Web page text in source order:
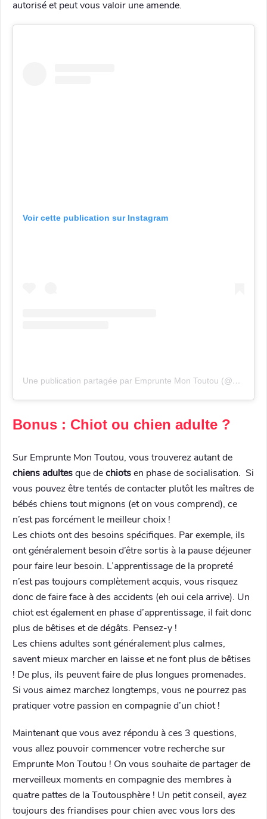
autorisé et peut vous valoir une amende.
Voir cette publication sur Instagram
Une publication partagée par Emprunte Mon Toutou (@empruntemontoutou)
Bonus : Chiot ou chien adulte ?
Sur Emprunte Mon Toutou, vous trouverez autant de
chiens adultesque dechiotsen phase de socialisation. Si
vous pouvez être tentés de contacter plutôt les maîtres de
bébés chiens tout mignons (et on vous comprend), ce
n’est pas forcément le meilleur choix !
Les chiots ont des besoins spécifiques. Par exemple, ils
ont généralement besoin d’être sortis à la pause déjeuner
pour faire leur besoin. L’apprentissage de la propreté
n’est pas toujours complètement acquis, vous risquez
donc de faire face à des accidents (eh oui cela arrive). Un
chiot est également en phase d’apprentissage, il fait donc
plus de bêtises et de dégâts. Pensez-y !
Les chiens adultes sont généralement plus calmes,
savent mieux marcher en laisse et ne font plus de bêtises
! De plus, ils peuvent faire de plus longues promenades.
Si vous aimez marchez longtemps, vous ne pourrez pas
pratiquer votre passion en compagnie d’un chiot !
Maintenant que vous avez répondu à ces 3 questions,
vous allez pouvoir commencer votre recherche sur
Emprunte Mon Toutou ! On vous souhaite de partager de
merveilleux moments en compagnie des membres à
quatre pattes de la Toutousphère ! Un petit conseil, ayez
toujours des friandises pour chien avec vous lors des